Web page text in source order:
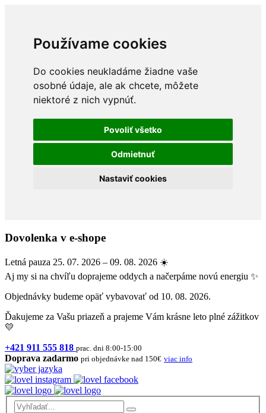
Používame cookies
Do cookies neukladáme žiadne vaše
osobné údaje, ale ak chcete, môžete
niektoré z nich vypnúť.
Povoliť všetko
Odmietnuť
Nastaviť cookies
Dovolenka v e-shope
Letná pauza 25. 07. 2026 – 09. 08. 2026 ☀️
Aj my si na chvíľu doprajeme oddych a načerpáme novú energiu ✨
Objednávky budeme opäť vybavovať od 10. 08. 2026.
Ďakujeme za Vašu priazeň a prajeme Vám krásne leto plné zážitkov
💛
+421 911 555 818 prac. dni 8:00-15:00
Doprava zadarmo pri objednávke nad 150€ viac info